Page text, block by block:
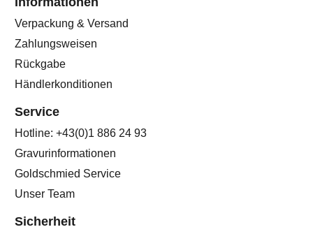
Verpackung & Versand
Zahlungsweisen
Rückgabe
Händlerkonditionen
Service
Hotline: +43(0)1 886 24 93
Gravurinformationen
Goldschmied Service
Unser Team
Sicherheit